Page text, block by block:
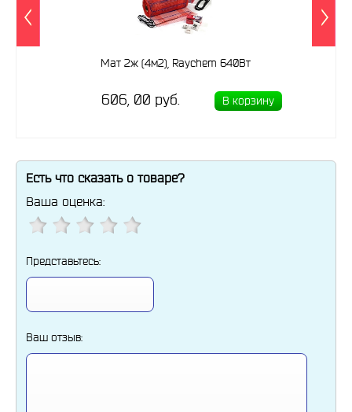
Мат 2ж (4м2), Raychem 640Вт
606, 00 руб. В корзину
Есть что сказать о товаре?
Ваша оценка:
Представьтесь:
Ваш отзыв: